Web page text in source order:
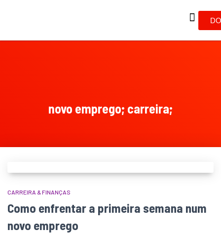
novo emprego; carreira;
CARREIRA & FINANÇAS
Como enfrentar a primeira semana num
novo emprego